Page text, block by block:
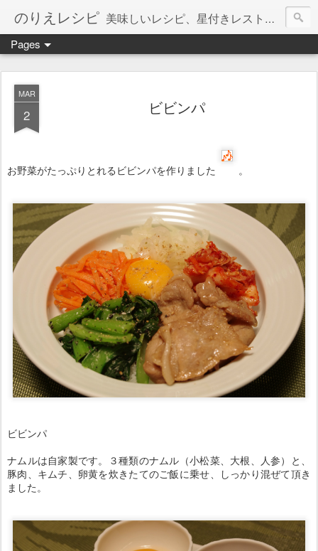
のりえレシピ 美味しいレシピ、星付きレストラン、絶品お取り寄せを紹介しています。
Pages
MAR
2 ビビンパ
お野菜がたっぷりとれるビビンパを作りました 。
ビビンパ
ナムルは自家製です。３種類のナムル（小松菜、大根、人参）と、
豚肉、キムチ、卵黄を炊きたてのご飯に乗せ、しっかり混ぜて頂き
ました。